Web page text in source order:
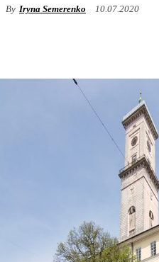
By Iryna Semerenko 10.07.2020